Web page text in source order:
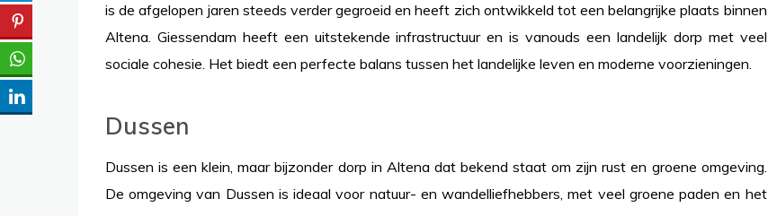
is de afgelopen jaren steeds verder gegroeid en heeft zich ontwikkeld tot een belangrijke plaats binnen
Altena. Giessendam heeft een uitstekende infrastructuur en is vanouds een landelijk dorp met veel
sociale cohesie. Het biedt een perfecte balans tussen het landelijke leven en moderne voorzieningen.
Dussen
Dussen is een klein, maar bijzonder dorp in Altena dat bekend staat om zijn rust en groene omgeving.
De omgeving van Dussen is ideaal voor natuur- en wandelliefhebbers, met veel groene paden en het